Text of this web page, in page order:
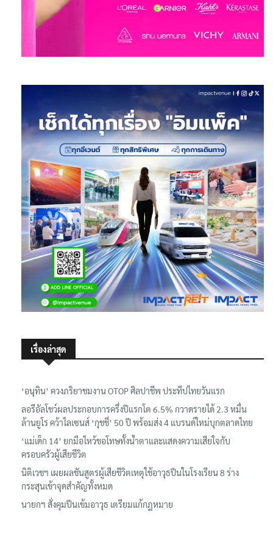
เรื่องล่าสุด
‘อนุทิน’ ควงภริยาชมงาน OTOP ศิลปาชีพ ประทีปไทยวันแรก
ลอรีอัลโชว์ผลประกอบการครึ่งปีแรกโต 6.5% กวาดรายได้ 2.3 หมื่น
ล้านยูโร คว้าไลเซนส์ ‘กุชชี่’ 50 ปี พร้อมส่ง 4 แบรนด์ใหม่บุกตลาดไทย
‘แม่เด็ก 14’ ยกมือไหว้ขอโทษทั้งน้ำตาและแสดงความเสียใจกับ
ครอบครัวผู้เสียชีวิต
นิติเวชฯ เผยผลชันสูตรผู้เสียชีวิตเหตุใช้อาวุธปืนในโรงเรียน 8 ร่าง
กระสุนเข้าจุดสำคัญทั้งหมด
นายกฯ สั่งคุมปืนเข้มอาวุธ เตรียมแก้กฎหมาย